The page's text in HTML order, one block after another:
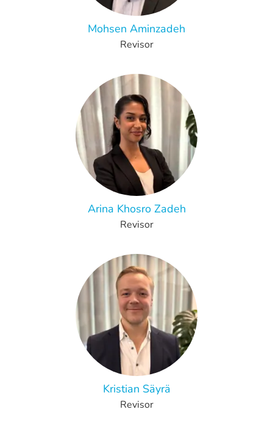
Mohsen Aminzadeh
Revisor
Arina Khosro Zadeh
Revisor
Kristian Säyrä
Revisor